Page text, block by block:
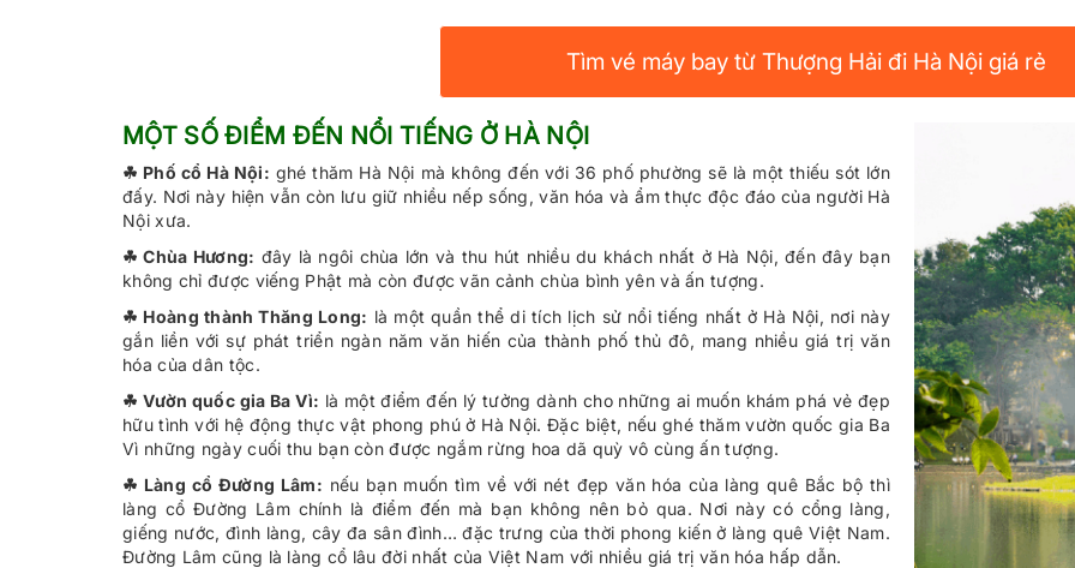
Tìm vé máy bay từ Thượng Hải đi Hà Nội giá rẻ
MỘT SỐ ĐIỂM ĐẾN NỔI TIẾNG Ở HÀ NỘI
☘ Phố cổ Hà Nội: ghé thăm Hà Nội mà không đến với 36 phố phường sẽ là một thiếu sót lớn
đấy. Nơi này hiện vẫn còn lưu giữ nhiều nếp sống, văn hóa và ẩm thực độc đáo của người Hà
Nội xưa.
☘ Chùa Hương: đây là ngôi chùa lớn và thu hút nhiều du khách nhất ở Hà Nội, đến đây bạn
không chỉ được viếng Phật mà còn được vãn cảnh chùa bình yên và ấn tượng.
☘ Hoàng thành Thăng Long: là một quần thể di tích lịch sử nổi tiếng nhất ở Hà Nội, nơi này
gắn liền với sự phát triển ngàn năm văn hiến của thành phố thủ đô, mang nhiều giá trị văn
hóa của dân tộc.
☘ Vườn quốc gia Ba Vì: là một điểm đến lý tưởng dành cho những ai muốn khám phá vẻ đẹp
hữu tình với hệ động thực vật phong phú ở Hà Nội. Đặc biệt, nếu ghé thăm vườn quốc gia Ba
Vì những ngày cuối thu bạn còn được ngắm rừng hoa dã quỳ vô cùng ấn tượng.
☘ Làng cổ Đường Lâm: nếu bạn muốn tìm về với nét đẹp văn hóa của làng quê Bắc bộ thì
làng cổ Đường Lâm chính là điểm đến mà bạn không nên bỏ qua. Nơi này có cổng làng,
giếng nước, đình làng, cây đa sân đình… đặc trưng của thời phong kiến ở làng quê Việt Nam.
Đường Lâm cũng là làng cổ lâu đời nhất của Việt Nam với nhiều giá trị văn hóa hấp dẫn.